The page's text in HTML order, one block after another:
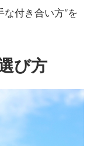
付き合い方”を
び方